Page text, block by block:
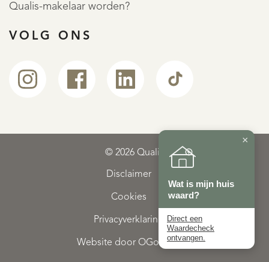
Qualis-makelaar worden?
VOLG ONS
© 2026 Qualis
Disclaimer
Cookies
Privacyverklaring
Website door OGonline
×
Wat is mijn huis
waard?
Direct een
Waardecheck
ontvangen.